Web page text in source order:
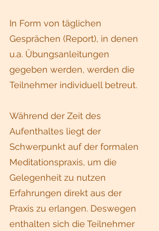
In Form von täglichen
Gesprächen (Report), in denen
u.a. Übungsanleitungen
gegeben werden, werden die
Teilnehmer individuell betreut.
Während der Zeit des
Aufenthaltes liegt der
Schwerpunkt auf der formalen
Meditationspraxis, um die
Gelegenheit zu nutzen
Erfahrungen direkt aus der
Praxis zu erlangen. Deswegen
enthalten sich die Teilnehmer